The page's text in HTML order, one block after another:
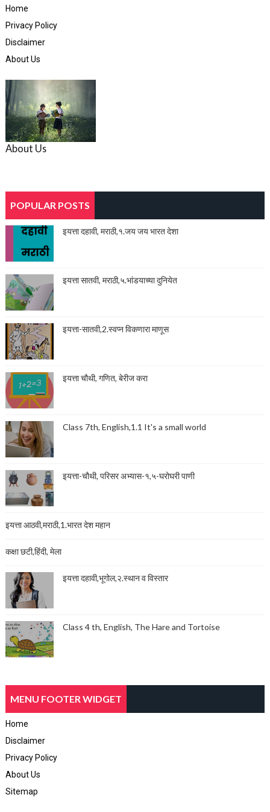
Home
Privacy Policy
Disclaimer
About Us
About Us
POPULAR POSTS
इयत्ता दहावी, मराठी,१.जय जय भारत देशा
इयत्ता सातवी, मराठी,५.भांडयाच्या दुनियेत
इयत्ता-सातवी,2.स्वप्न विकणारा माणूस
इयत्ता चौथी, गणित, बेरीज करा
Class 7th, English,1.1 It's a small world
इयत्ता-चौथी, परिसर अभ्यास-१,५-घरोघरी पाणी
इयत्ता आठवी,मराठी,1.भारत देश महान
कक्षा छटी,हिंदी, मेला
इयत्ता दहावी,भूगोल,२.स्थान व विस्तार
Class 4 th, English, The Hare and Tortoise
MENU FOOTER WIDGET
Home
Disclaimer
Privacy Policy
About Us
Sitemap